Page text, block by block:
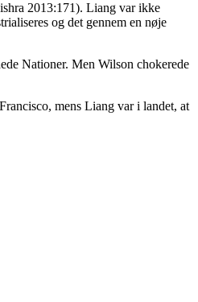
2013:171). Liang var ikke
og det gennem en nøje
Nationer. Men Wilson chokerede
mens Liang var i landet, at